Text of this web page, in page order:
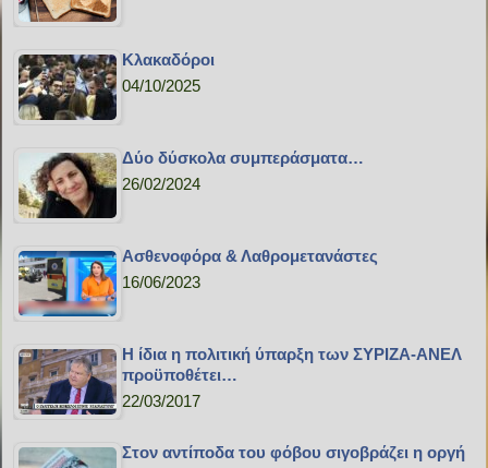
Κλακαδόροι
04/10/2025
Δύο δύσκολα συμπεράσματα…
26/02/2024
Ασθενοφόρα & Λαθρομετανάστες
16/06/2023
Η ίδια η πολιτική ύπαρξη των ΣΥΡΙΖΑ-ΑΝΕΛ
προϋποθέτει…
22/03/2017
Στον αντίποδα του φόβου σιγοβράζει η οργή